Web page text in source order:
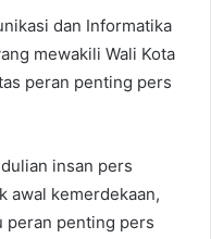
dan Informatika
mewakili Wali Kota
peran penting pers
insan pers
awal kemerdekaan,
peran penting pers